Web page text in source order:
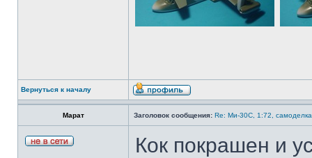
Вернуться к началу
Марат Заголовок сообщения: Re: Ми-30С, 1:72, самоделка
Кок покрашен и